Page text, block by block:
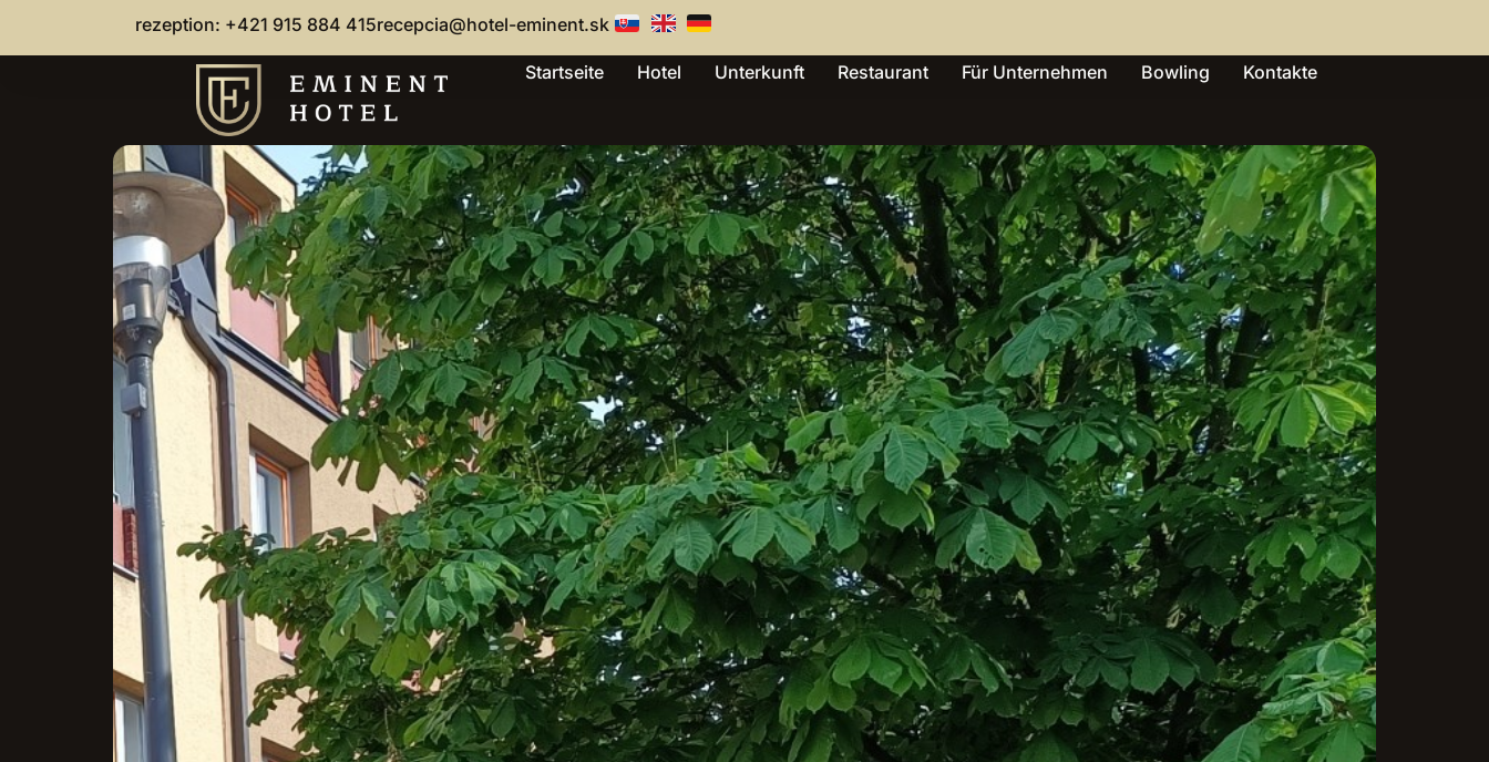
rezeption: +421 915 884 415recepcia@hotel-eminent.sk
Startseite Hotel Unterkunft Restaurant Für Unternehmen Bowling Kontakte